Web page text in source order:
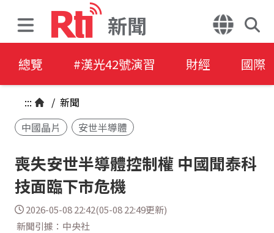
新聞
總覽 #漢光42號演習 財經 國際
::: / 新聞
中國晶片
安世半導體
喪失安世半導體控制權 中國聞泰科
技面臨下市危機
2026-05-08 22:42(05-08 22:49更新)
新聞引據：中央社